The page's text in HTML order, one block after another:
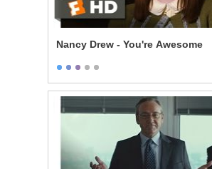
Nancy Drew - You're Awesome